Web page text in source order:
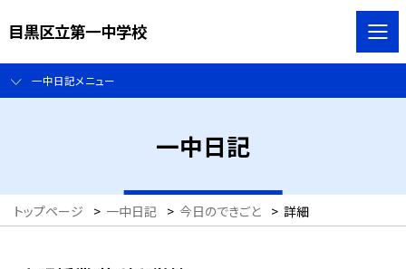
目黒区立第一中学校
一中日記メニュー
一中日記
トップページ > 一中日記 > 今日のできごと > 詳細